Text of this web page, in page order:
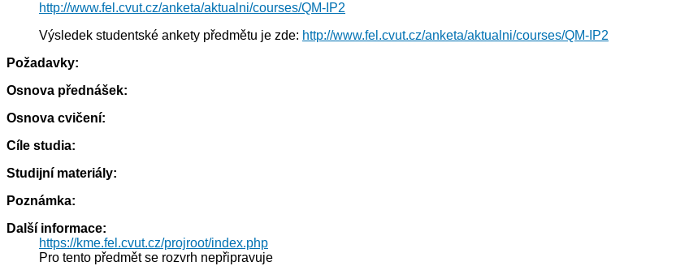
http://www.fel.cvut.cz/anketa/aktualni/courses/QM-IP2
Výsledek studentské ankety předmětu je zde: http://www.fel.cvut.cz/anketa/aktualni/courses/QM-IP2
Požadavky:
Osnova přednášek:
Osnova cvičení:
Cíle studia:
Studijní materiály:
Poznámka:
Další informace:
https://kme.fel.cvut.cz/projroot/index.php
Pro tento předmět se rozvrh nepřipravuje